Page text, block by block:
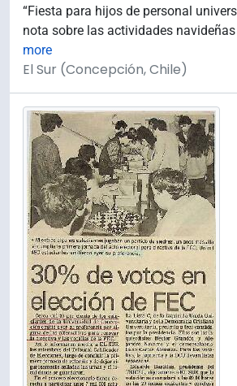
“Fiesta para hijos de personal
nota sobre las actividades
more
El Sur (Concepción, Chile)